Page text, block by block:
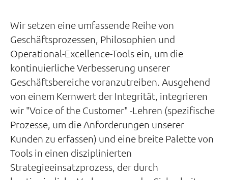
Wir setzen eine umfassende Reihe von
Geschäftsprozessen, Philosophien und
Operational-Excellence-Tools ein, um die
kontinuierliche Verbesserung unserer
Geschäftsbereiche voranzutreiben. Ausgehend
von einem Kernwert der Integrität, integrieren
wir "Voice of the Customer" -Lehren (spezifische
Prozesse, um die Anforderungen unserer
Kunden zu erfassen) und eine breite Palette von
Tools in einen disziplinierten
Strategieeinsatzprozess, der durch